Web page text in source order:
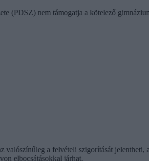
(PDSZ) nem támogatja a kötelező
valószínűleg a felvételi szigorítását
elbocsátásokkal járhat.